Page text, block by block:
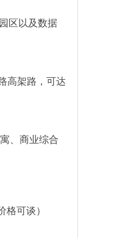
区以及数据
高架路，可达
、商业综合
可谈）